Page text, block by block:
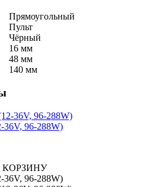
Прямоугольный
Пульт
Чёрный
16 мм
48 мм
140 мм
36V, 96-288W)
КОРЗИНУ
36V, 96-288W)